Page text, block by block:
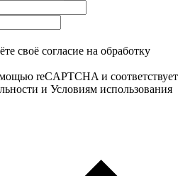
своё согласие на обработку
reCAPTCHA и соответствует
и Условиям использования